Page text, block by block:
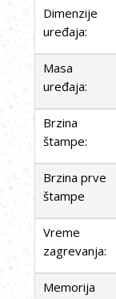
Dimenzije
uređaja:
Masa
uređaja:
Brzina
štampe:
Brzina prve
štampe
Vreme
zagrevanja:
Memorija